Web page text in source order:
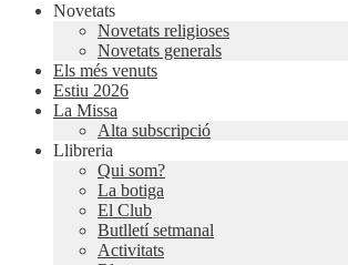
Novetats
Novetats religioses
Novetats generals
Els més venuts
Estiu 2026
La Missa
Alta subscripció
Llibreria
Qui som?
La botiga
El Club
Butlletí setmanal
Activitats